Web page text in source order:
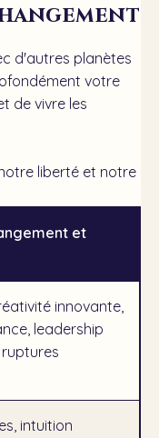
d'autres planètes
votre
de vivre les
liberté et notre
et
innovante,
leadership
intuition